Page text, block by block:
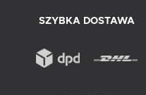
SZYBKA DOSTAWA